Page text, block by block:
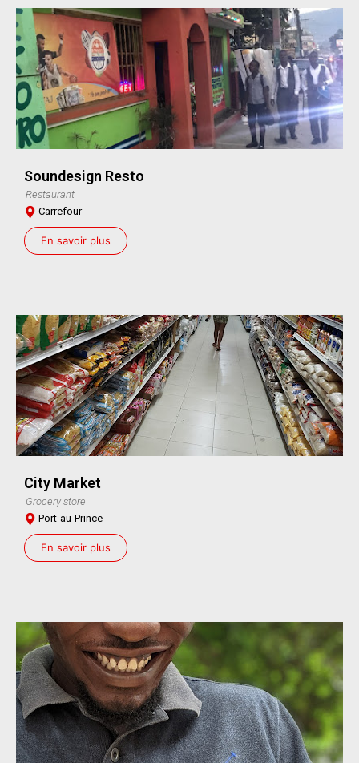
Soundesign Resto
Restaurant
Carrefour
En savoir plus
City Market
Grocery store
Port-au-Prince
En savoir plus